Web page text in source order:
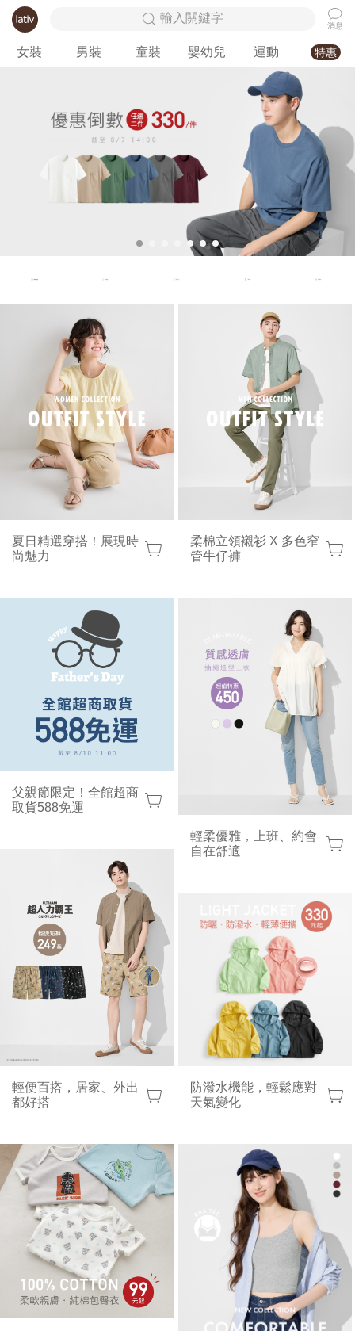
輸入關鍵字
消息
女裝 男裝 童裝 嬰幼兒 運動 特惠
夏日精選穿搭！展現時
尚魅力
父親節限定！全館超商
取貨588免運
輕便百搭，居家、外出
都好搭
柔棉立領襯衫 X 多色窄
管牛仔褲
輕柔優雅，上班、約會
自在舒適
防潑水機能，輕鬆應對
天氣變化